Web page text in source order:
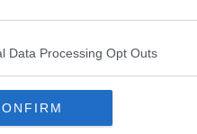
Data Processing Opt Outs
una mano"